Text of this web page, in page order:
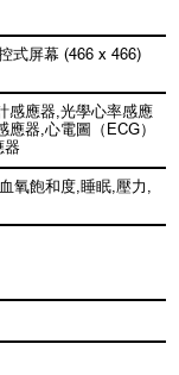
式屏幕 (466 x 466)
感應器,光學心率感應
器,心電圖（ECG）
器
氧飽和度,睡眠,壓力,